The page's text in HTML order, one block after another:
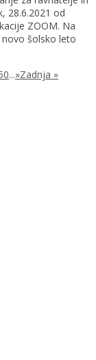
28.6.2021 od
ZOOM. Na
šolsko leto
...»Zadnja »